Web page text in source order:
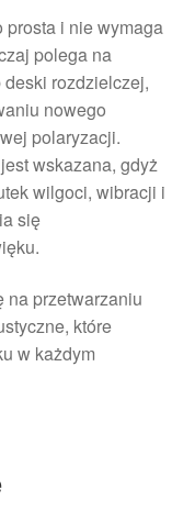
prosta i nie wymaga
polega na
rozdzielczej,
nowego
polaryzacji.
wskazana, gdyż
wilgoci, wibracji i
się
na przetwarzaniu
które
w każdym